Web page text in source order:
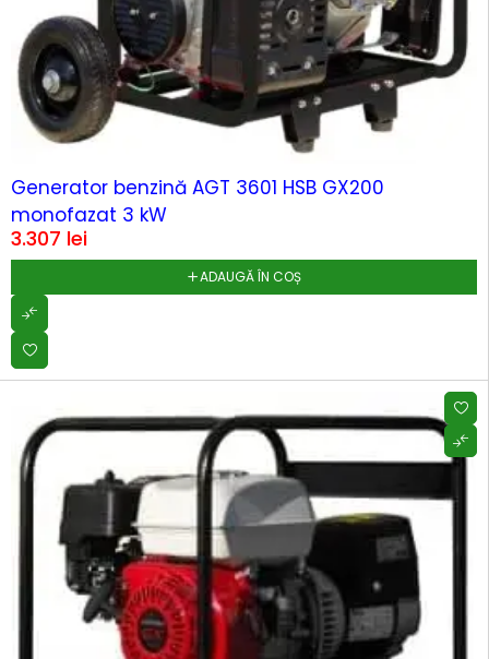
Generator benzină AGT 3601 HSB GX200
monofazat 3 kW
3.307 lei
ADAUGĂ ÎN COȘ